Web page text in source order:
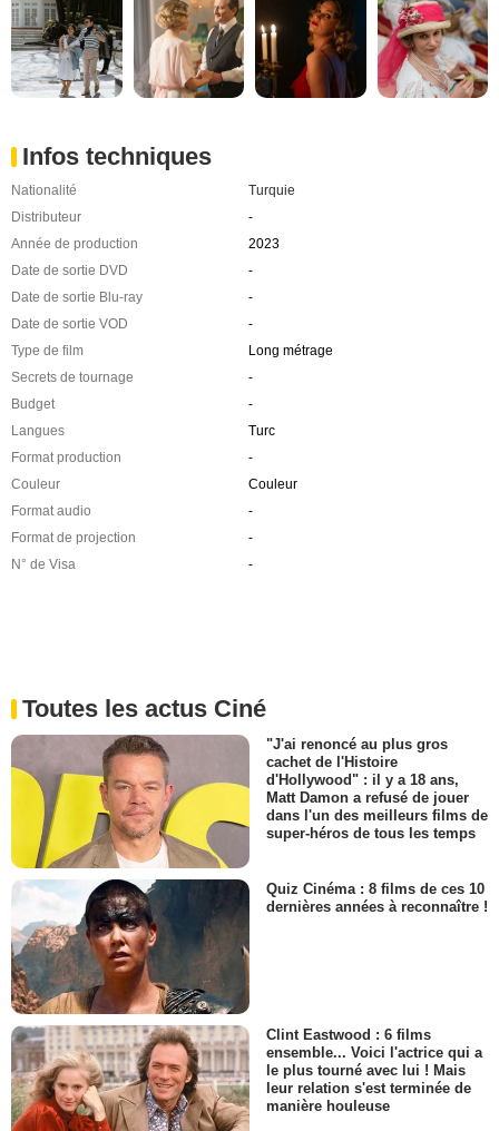
Infos techniques
Nationalité
Turquie
Distributeur
-
Année de production
2023
Date de sortie DVD
-
Date de sortie Blu-ray
-
Date de sortie VOD
-
Type de film
Long métrage
Secrets de tournage
-
Budget
-
Langues
Turc
Format production
-
Couleur
Couleur
Format audio
-
Format de projection
-
N° de Visa
-
Toutes les actus Ciné
"J'ai renoncé au plus gros
cachet de l'Histoire
d'Hollywood" : il y a 18 ans,
Matt Damon a refusé de jouer
dans l'un des meilleurs films de
super-héros de tous les temps
Quiz Cinéma : 8 films de ces 10
dernières années à reconnaître !
Clint Eastwood : 6 films
ensemble... Voici l'actrice qui a
le plus tourné avec lui ! Mais
leur relation s'est terminée de
manière houleuse